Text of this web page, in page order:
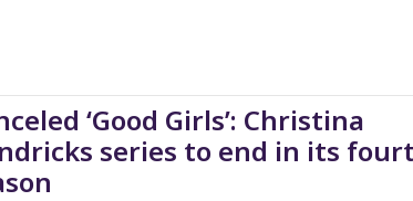
‘Good Girls’: Christina
series to end in its